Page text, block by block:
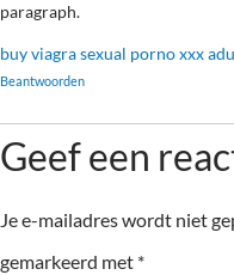
paragraph.
buy viagra sexual porno xxx
Beantwoorden
Geef een
Je e-mailadres wordt niet
gemarkeerd met *